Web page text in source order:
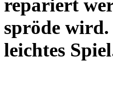
repariert
spröde wird.
leichtes